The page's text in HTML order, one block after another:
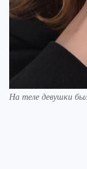
На теле девушки